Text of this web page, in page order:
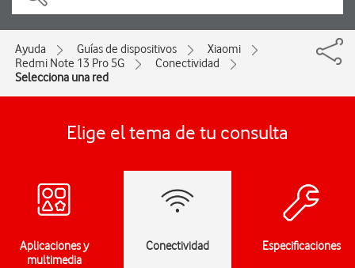
Ayuda Guías de dispositivos
Xiaomi
Redmi Note 13 Pro 5G
Conectividad
Selecciona una red
Elige el tema de tu consulta
Aplicaciones y
multimedia
Conectividad Especificaciones